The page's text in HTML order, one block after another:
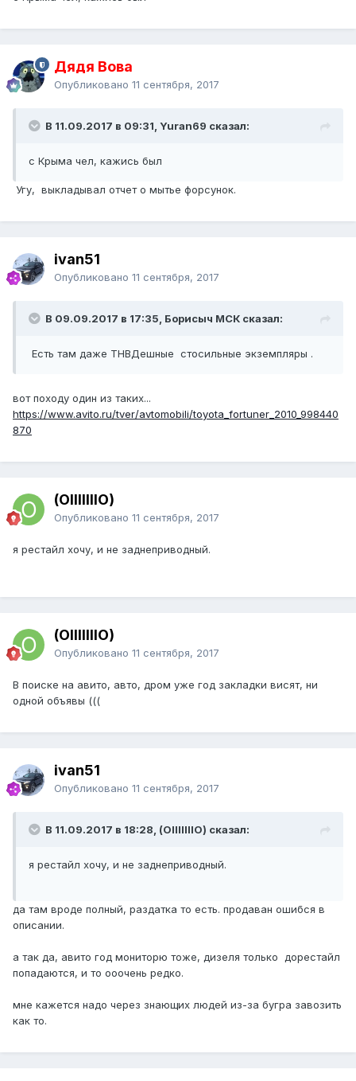
Дядя Вова
Опубликовано 11 сентября, 2017
В 11.09.2017 в 09:31, Yuran69 сказал:
с Крыма чел, кажись был
Угу, выкладывал отчет о мытье форсунок.
ivan51
Опубликовано 11 сентября, 2017
В 09.09.2017 в 17:35, Борисыч МСК сказал:
Есть там даже ТНВДешные стосильные экземпляры .
вот походу один из таких...
https://www.avito.ru/tver/avtomobili/toyota_fortuner_2010_998440
870
(OIIIIIIIO)
Опубликовано 11 сентября, 2017
я рестайл хочу, и не заднеприводный.
(OIIIIIIIO)
Опубликовано 11 сентября, 2017
В поиске на авито, авто, дром уже год закладки висят, ни
одной объявы (((
ivan51
Опубликовано 11 сентября, 2017
В 11.09.2017 в 18:28, (OIIIIIIIO) сказал:
я рестайл хочу, и не заднеприводный.
да там вроде полный, раздатка то есть. продаван ошибся в
описании.
а так да, авито год мониторю тоже, дизеля только дорестайл
попадаются, и то ооочень редко.
мне кажется надо через знающих людей из-за бугра завозить
как то.